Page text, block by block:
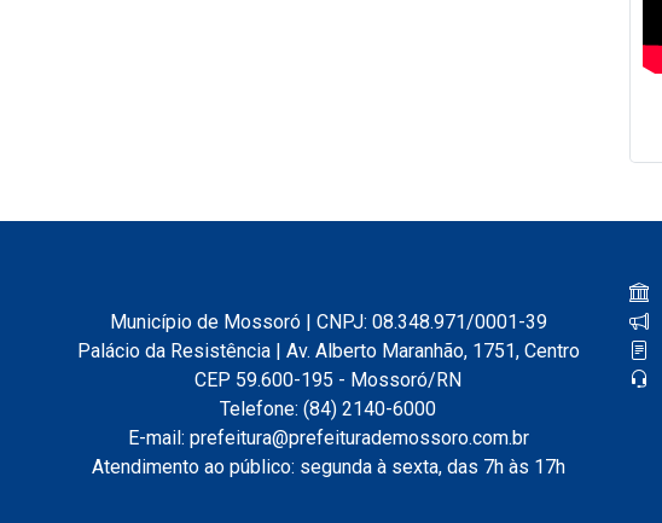
Município de Mossoró | CNPJ: 08.348.971/0001-39
Palácio da Resistência | Av. Alberto Maranhão, 1751, Centro
CEP 59.600-195 - Mossoró/RN
Telefone: (84) 2140-6000
E-mail: prefeitura@prefeiturademossoro.com.br
Atendimento ao público: segunda à sexta, das 7h às 17h